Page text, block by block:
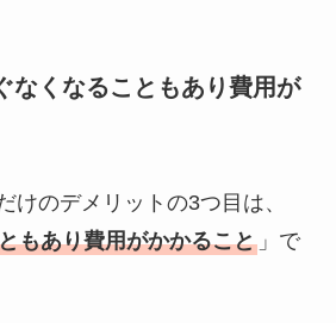
くなることもあり費用が
けのデメリットの3つ目は、
もあり費用がかかること」で